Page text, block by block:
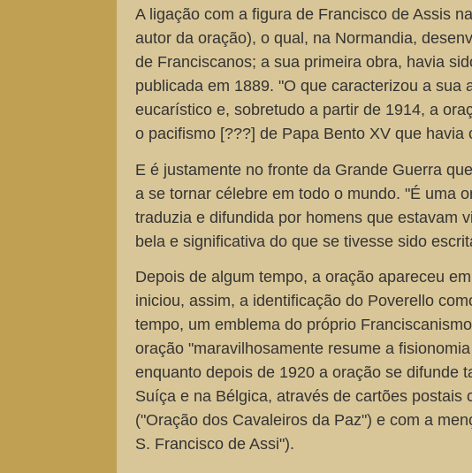
A ligação com a figura de Francisco de Assis
autor da oração), o qual, na Normandia,
de Franciscanos; a sua primeira obra, havia
publicada em 1889. "O que caracterizou a
eucarístico e, sobretudo a partir de 1914, a
o pacifismo [???] de Papa Bento XV que
E é justamente no fronte da Grande Guerra
a se tornar célebre em todo o mundo. "É uma
traduzia e difundida por homens que estavam
bela e significativa do que se tivesse sido
Depois de algum tempo, a oração apareceu
iniciou, assim, a identificação do Poverello
tempo, um emblema do próprio
oração "maravilhosamente resume a
enquanto depois de 1920 a oração se difunde
Suíça e na Bélgica, através de cartões
("Oração dos Cavaleiros da Paz") e com a
S. Francisco de Assi").